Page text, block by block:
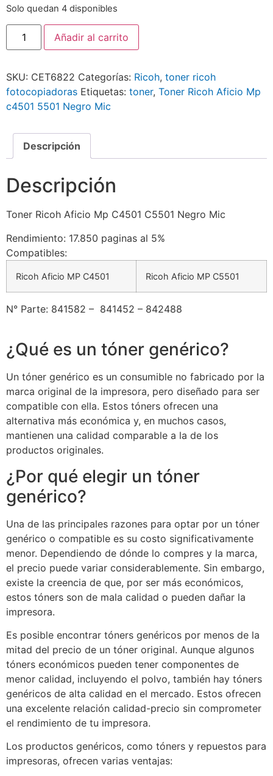
Solo quedan 4 disponibles
Añadir al carrito
SKU: CET6822 Categorías: Ricoh, toner ricoh
fotocopiadoras Etiquetas: toner, Toner Ricoh Aficio Mp
c4501 5501 Negro Mic
Descripción
Descripción
Toner Ricoh Aficio Mp C4501 C5501 Negro Mic
Rendimiento: 17.850 paginas al 5%
Compatibles:
Ricoh Aficio MP C4501 Ricoh Aficio MP C5501
N° Parte: 841582 – 841452 – 842488
¿Qué es un tóner genérico?
Un tóner genérico es un consumible no fabricado por la
marca original de la impresora, pero diseñado para ser
compatible con ella. Estos tóners ofrecen una
alternativa más económica y, en muchos casos,
mantienen una calidad comparable a la de los
productos originales.
¿Por qué elegir un tóner
genérico?
Una de las principales razones para optar por un tóner
genérico o compatible es su costo significativamente
menor. Dependiendo de dónde lo compres y la marca,
el precio puede variar considerablemente. Sin embargo,
existe la creencia de que, por ser más económicos,
estos tóners son de mala calidad o pueden dañar la
impresora.
Es posible encontrar tóners genéricos por menos de la
mitad del precio de un tóner original. Aunque algunos
tóners económicos pueden tener componentes de
menor calidad, incluyendo el polvo, también hay tóners
genéricos de alta calidad en el mercado. Estos ofrecen
una excelente relación calidad-precio sin comprometer
el rendimiento de tu impresora.
Los productos genéricos, como tóners y repuestos para
impresoras, ofrecen varias ventajas: